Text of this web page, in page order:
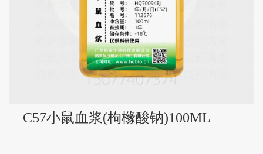
C57小鼠血浆(枸橼酸钠)100ML